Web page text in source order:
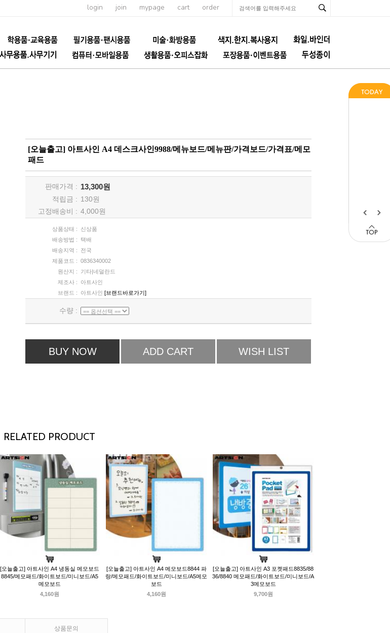
login join mypage cart order
[오늘출고] 아트사인 A4 데스크사인9988/메뉴보드/메뉴판/가격보드/가격표/메모
패드
판매가격 : 13,300원
적립금 : 130원
고정배송비 : 4,000원
상품상태 :
신상품
배송방법 :
택배
배송지역 :
전국
제품코드 : 0836340002
원산지 :
기타|네덜란드
제조사 :
아트사인
브랜드 :
아트사인 [브랜드바로가기]
수량 :
BUY NOW ADD CART WISH LIST
RELATED PRODUCT
[오늘출고] 아트사인 A4 냉동실 메모보드
8845/메모패드/화이트보드/미니보드/A5
메모보드
4,160원
[오늘출고] 아트사인 A4 메모보드8844 파
랑/메모패드/화이트보드/미니보드/A5메모
보드
4,160원
[오늘출고] 아트사인 A3 포켓패드8835/88
36/8840 메모패드/화이트보드/미니보드/A
3메모보드
9,700원
상품문의